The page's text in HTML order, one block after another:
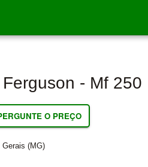
- Mf 250
O PREÇO
Gerais (MG)